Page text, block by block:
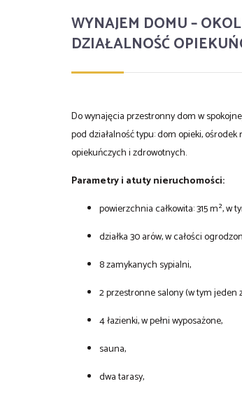
WYNAJEM DOMU –
DZIAŁALNOŚĆ
Do wynajęcia przestronny dom w
pod działalność typu: dom opieki,
opiekuńczych i zdrowotnych.
Parametry i atuty nieruchomości:
powierzchnia całkowita: 315 m², w
działka 30 arów, w całości
8 zamykanych sypialni,
2 przestronne salony (w tym
4 łazienki, w pełni wyposażone,
sauna,
dwa tarasy,